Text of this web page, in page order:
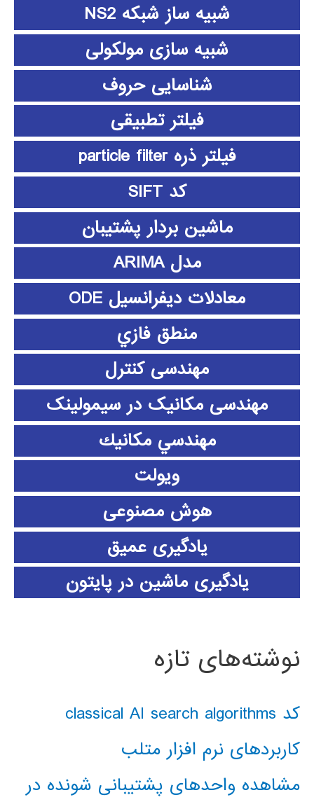
شبیه ساز شبکه NS2
شبیه سازی مولکولی
شناسایی حروف
فیلتر تطبیقی
فیلتر ذره particle filter
کد SIFT
ماشین بردار پشتیبان
مدل ARIMA
معادلات دیفرانسیل ODE
منطق فازي
مهندسی کنترل
مهندسی مکانیک در سیمولینک
مهندسي مكانيك
ویولت
هوش مصنوعی
یادگیری عمیق
یادگیری ماشین در پایتون
نوشته‌های تازه
کد classical AI search algorithms
کاربردهای نرم افزار متلب
مشاهده واحدهای پشتیبانی شونده در